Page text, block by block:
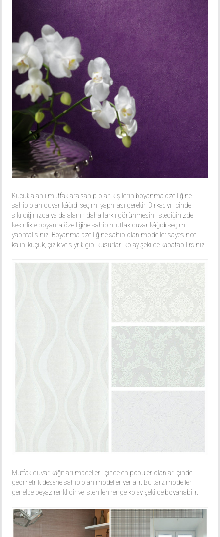
Küçük alanlı mutfaklara sahip olan kişilerin boyanma özelliğine
sahip olan duvar kâğıdı seçimi yapması gerekir. Birkaç yıl içinde
sıkıldığınızda ya da alanın daha farklı görünmesini istediğinizde
kesinlikle boyama özelliğine sahip mutfak duvar kâğıdı seçimi
yapmalısınız. Boyanma özelliğine sahip olan modeller sayesinde
kalın, küçük, çizik ve sıyrık gibi kusurları kolay şekilde kapatabilirsiniz.
Mutfak duvar kâğıtları modelleri içinde en popüler olanlar içinde
geometrik desene sahip olan modeller yer alır. Bu tarz modeller
genelde beyaz renklidir ve istenilen renge kolay şekilde boyanabilir.